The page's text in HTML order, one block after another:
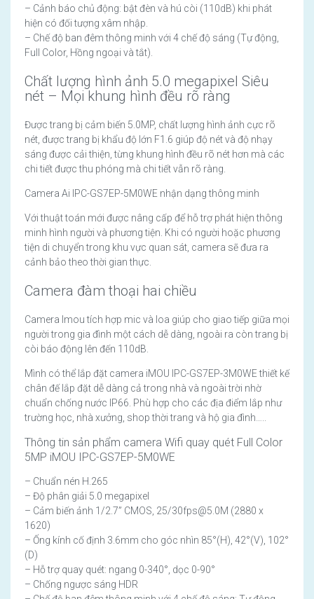
– Cảnh báo chủ động: bật đèn và hú còi (110dB) khi phát
hiện có đối tượng xâm nhập.
– Chế độ ban đêm thông minh với 4 chế độ sáng (Tự động,
Full Color, Hồng ngoại và tắt).
Chất lượng hình ảnh 5.0 megapixel Siêu
nét – Mọi khung hình đều rõ ràng
Được trang bị cảm biến 5.0MP, chất lượng hình ảnh cực rõ
nét, được trang bị khẩu độ lớn F1.6 giúp độ nét và độ nhạy
sáng được cải thiện, từng khung hình đều rõ nét hơn mà các
chi tiết được thu phóng mà chi tiết vẫn rõ ràng.
Camera Ai IPC-GS7EP-5M0WE nhận dạng thông minh
Với thuật toán mới được nâng cấp để hỗ trợ phát hiện thông
minh hình người và phương tiện. Khi có người hoặc phương
tiện di chuyển trong khu vực quan sát, camera sẽ đưa ra
cảnh bảo theo thời gian thực.
Camera đàm thoại hai chiều
Camera Imou tích hợp mic và loa giúp cho giao tiếp giữa mọi
người trong gia đình một cách dễ dàng, ngoài ra còn trang bị
còi báo động lên đến 110dB.
Mình có thể lắp đặt camera iMOU IPC-GS7EP-3M0WE thiết kế
chân đế lắp đặt dễ dàng cả trong nhà và ngoài trời nhờ
chuẩn chống nước IP66. Phù hợp cho các địa điểm lắp như
trường học, nhà xưởng, shop thời trang và hộ gia đình…..
Thông tin sản phẩm camera Wifi quay quét Full Color
5MP iMOU IPC-GS7EP-5M0WE
– Chuẩn nén H.265
– Độ phân giải 5.0 megapixel
– Cảm biến ảnh 1/2.7” CMOS, 25/30fps@5.0M (2880 x
1620)
– Ống kính cố định 3.6mm cho góc nhìn 85°(H), 42°(V), 102°
(D)
– Hỗ trợ quay quét: ngang 0-340°, dọc 0-90°
– Chống ngược sáng HDR